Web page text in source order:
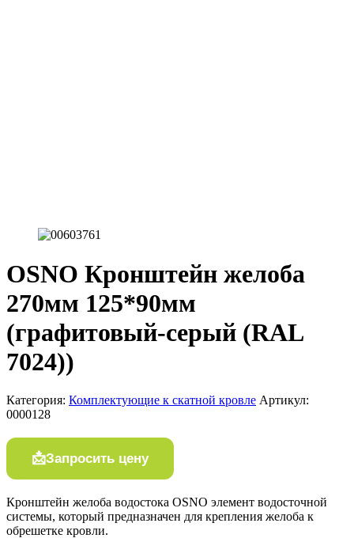
OSNO Кронштейн желоба
270мм 125*90мм
(графитовый-серый (RAL
7024))
Категория: Комплектующие к скатной кровле Артикул:
0000128
Запросить цену
Кронштейн желоба водостока ОSNО элемент водосточной
системы, который предназначен для крепления желоба к
обрешетке кровли.